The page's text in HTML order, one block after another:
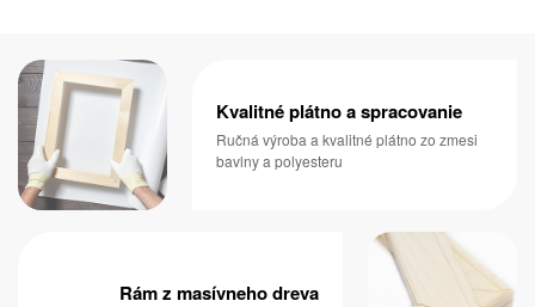
Kvalitné plátno a spracovanie
Ručná výroba a kvalitné plátno zo zmesi
bavlny a polyesteru
Rám z masívneho dreva